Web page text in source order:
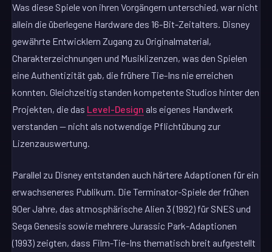
Was diese Spiele von ihren Vorgängern unterschied, war nicht
allein die überlegene Hardware des 16-Bit-Zeitalters. Disney
gewährte Entwicklern Zugang zu Originalmaterial,
Charakterzeichnungen und Musiklizenzen, was den Spielen
eine Authentizität gab, die frühere Tie-Ins nie erreichen
konnten. Gleichzeitig standen kompetente Studios hinter den
Projekten, die das Level-Design als eigenes Handwerk
verstanden — nicht als notwendige Pflichtübung zur
Lizenzauswertung.
Parallel zu Disney entstanden auch härtere Adaptionen für ein
erwachseneres Publikum. Die Terminator-Spiele der frühen
90er Jahre, das atmosphärische Alien 3 (1992) für SNES und
Sega Genesis sowie mehrere Jurassic Park-Adaptionen
(1993) zeigten, dass Film-Tie-Ins thematisch breit aufgestellt